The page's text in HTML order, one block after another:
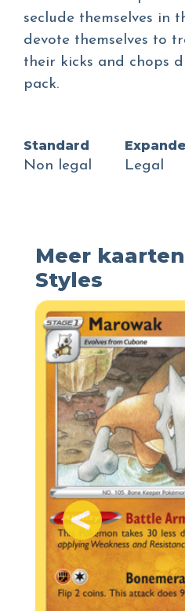
seclude themselves in
devote themselves to
their kicks and chops
pack.
Standard
Non legal
Legal
Meer
Styles